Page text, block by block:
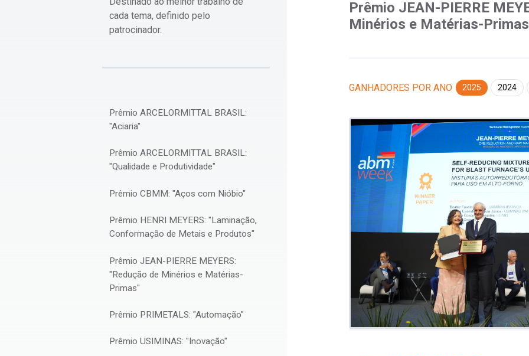
cada tema, definido pelo
patrocinador.
Prêmio ARCELORMITTAL BRASIL:
"Aciaria"
Prêmio ARCELORMITTAL BRASIL:
"Qualidade e Produtividade"
Prêmio CBMM: "Aços com Nióbio"
Prêmio HENRI MEYERS: "Laminação,
Conformação de Metais e Produtos"
Prêmio JEAN-PIERRE MEYERS:
"Redução de Minérios e Matérias-
Primas"
Prêmio PRIMETALS: "Automação"
Prêmio USIMINAS: "Inovação"
Prêmio JEAN-PIERRE
Minérios e Matérias-
GANHADORES POR ANO 2025 2024